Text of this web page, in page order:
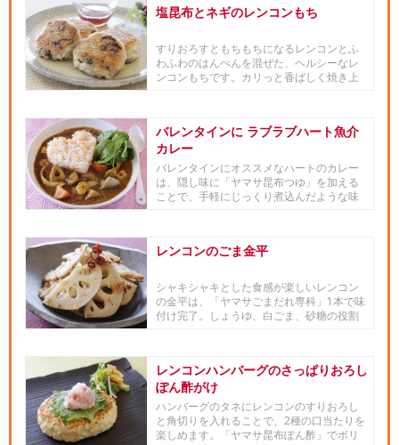
塩昆布とネギのレンコンもち
すりおろすともちもちになるレンコンとふ
わふわのはんぺんを混ぜた、ヘルシーなレ
ンコンもちです。カリっと香ばしく焼き上
バレンタインに ラブラブハート魚介
カレー
バレンタインにオススメなハートのカレー
は、隠し味に「ヤマサ昆布つゆ」を加える
ことで、手軽にじっくり煮込んだような味
レンコンのごま金平
シャキシャキとした食感が楽しいレンコン
の金平は、「ヤマサごまだれ専科」1本で味
付け完了。しょうゆ、白ごま、砂糖の役割
レンコンハンバーグのさっぱりおろし
ぽん酢がけ
ハンバーグのタネにレンコンのすりおろし
と角切りを入れることで、2種の口当たりを
楽しめます。「ヤマサ昆布ぽん酢」でボリ